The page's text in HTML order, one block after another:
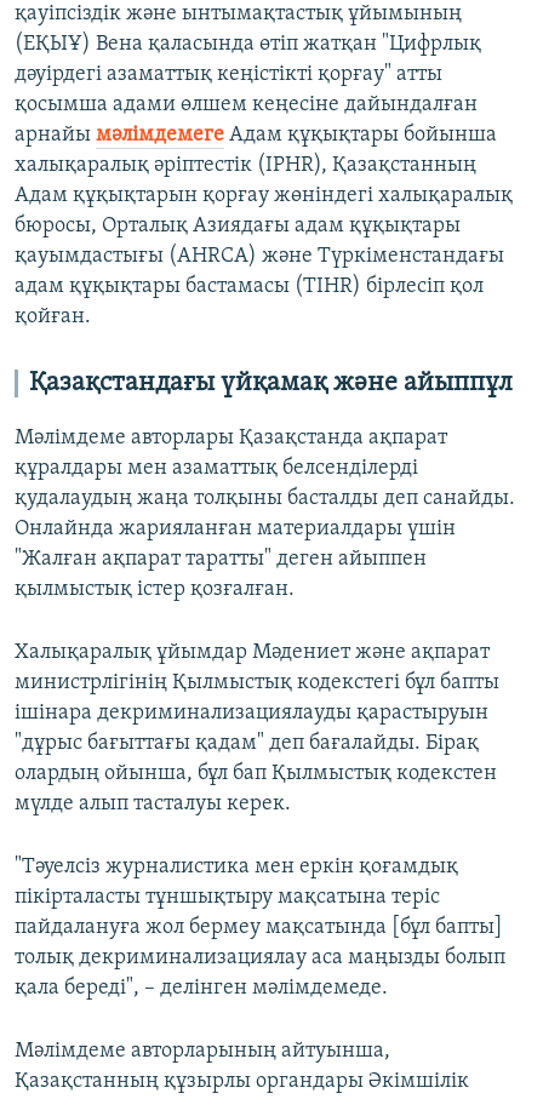
қауіпсіздік және ынтымақтастық ұйымының
(ЕҚЫҰ) Вена қаласында өтіп жатқан "Цифрлық
дәуірдегі азаматтық кеңістікті қорғау" атты
қосымша адами өлшем кеңесіне дайындалған
арнайы мәлімдемеге Адам құқықтары бойынша
халықаралық әріптестік (IPHR), Қазақстанның
Адам құқықтарын қорғау жөніндегі халықаралық
бюросы, Орталық Азиядағы адам құқықтары
қауымдастығы (AHRCA) және Түркіменстандағы
адам құқықтары бастамасы (TIHR) бірлесіп қол
қойған.
Қазақстандағы үйқамақ және айыппұл
Мәлімдеме авторлары Қазақстанда ақпарат
құралдары мен азаматтық белсенділерді
қудалаудың жаңа толқыны басталды деп санайды.
Онлайнда жарияланған материалдары үшін
"Жалған ақпарат таратты" деген айыппен
қылмыстық істер қозғалған.
Халықаралық ұйымдар Мәдениет және ақпарат
министрлігінің Қылмыстық кодекстегі бұл бапты
ішінара декриминализациялауды қарастыруын
"дұрыс бағыттағы қадам" деп бағалайды. Бірақ
олардың ойынша, бұл бап Қылмыстық кодекстен
мүлде алып тасталуы керек.
"Тәуелсіз журналистика мен еркін қоғамдық
пікірталасты тұншықтыру мақсатына теріс
пайдалануға жол бермеу мақсатында [бұл бапты]
толық декриминализациялау аса маңызды болып
қала береді", – делінген мәлімдемеде.
Мәлімдеме авторларының айтуынша,
Қазақстанның құзырлы органдары Әкімшілік